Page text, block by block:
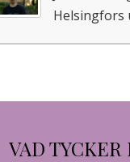
Helsingfors
VAD TYCKER